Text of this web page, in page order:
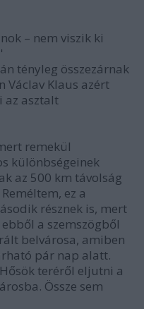
– nem viszik ki
tényleg összezárnak
Václav Klaus azért
az asztalt
remekül
különbségeinek
az 500 km távolság
ez a
résznek is, mert
a szemszögből
belvárosa, amiben
pár nap alatt.
teréről eljutni a
Össze sem